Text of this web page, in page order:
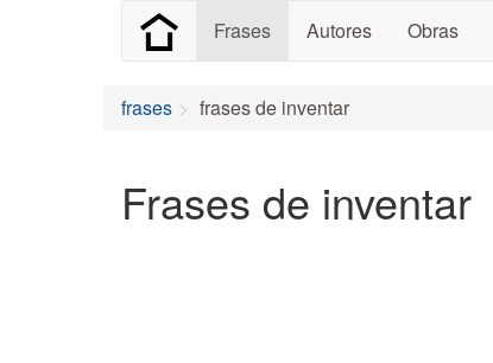
Frases Autores Obras
frases frases de inventar
Frases de inventar